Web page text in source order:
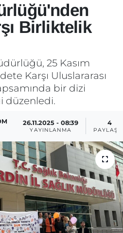
Birliktelik
25 Kasım
Karşı Uluslararası
bir dizi
düzenledi.
26.11.2025 - 08:39
YAYINLANMA
4